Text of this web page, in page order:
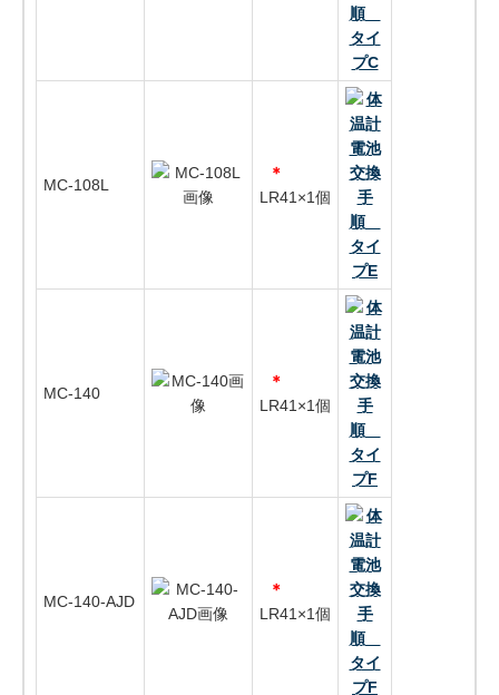
MC-108L
＊
LR41×1個
MC-140
＊
LR41×1個
MC-140-AJD
＊
LR41×1個